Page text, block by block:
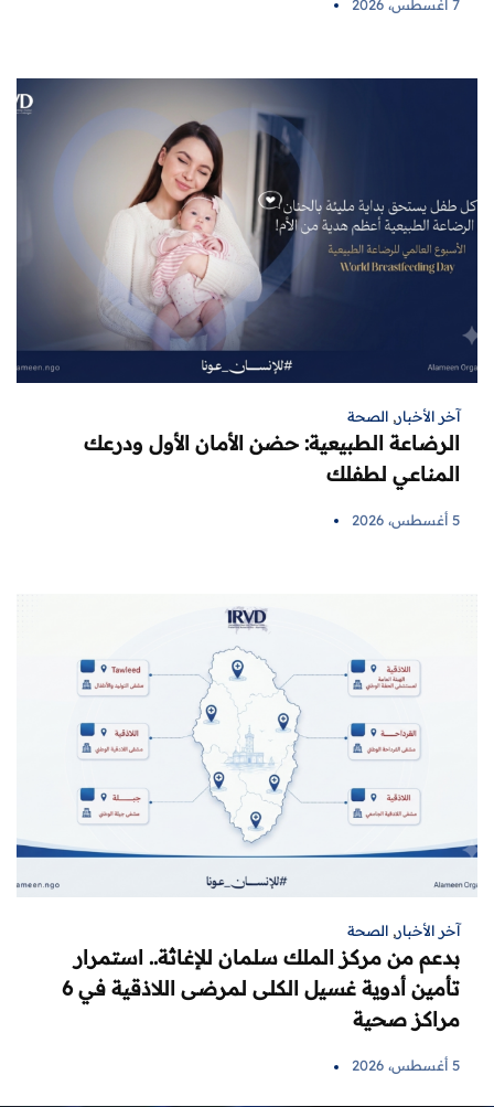
7 أغسطس، 2026
آخر الأخبار, الصحة
الرضاعة الطبيعية: حضن الأمان الأول ودرعك
المناعي لطفلك
5 أغسطس، 2026
آخر الأخبار, الصحة
بدعم من مركز الملك سلمان للإغاثة.. استمرار
تأمين أدوية غسيل الكلى لمرضى اللاذقية في 6
مراكز صحية
5 أغسطس، 2026